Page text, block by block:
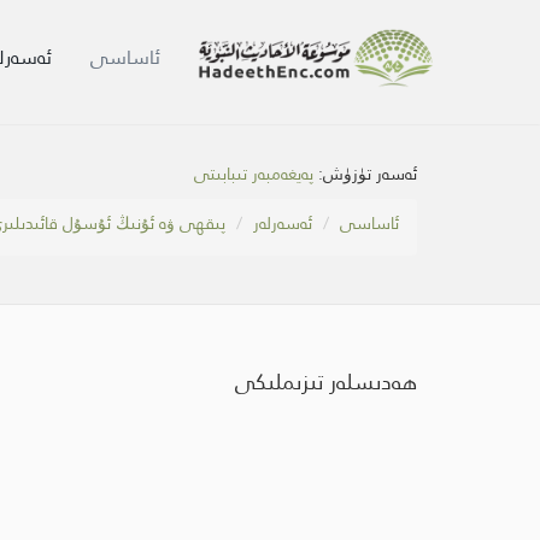
ئاساسى
ئەسەر تۈزۈش: پەيغەمبەر تىبابىتى
ئاساسى
ئەسەرلەر پىقھى ۋە ئۇنىڭ ئۇسۇل
ھەدىسلەر تىزىملىكى